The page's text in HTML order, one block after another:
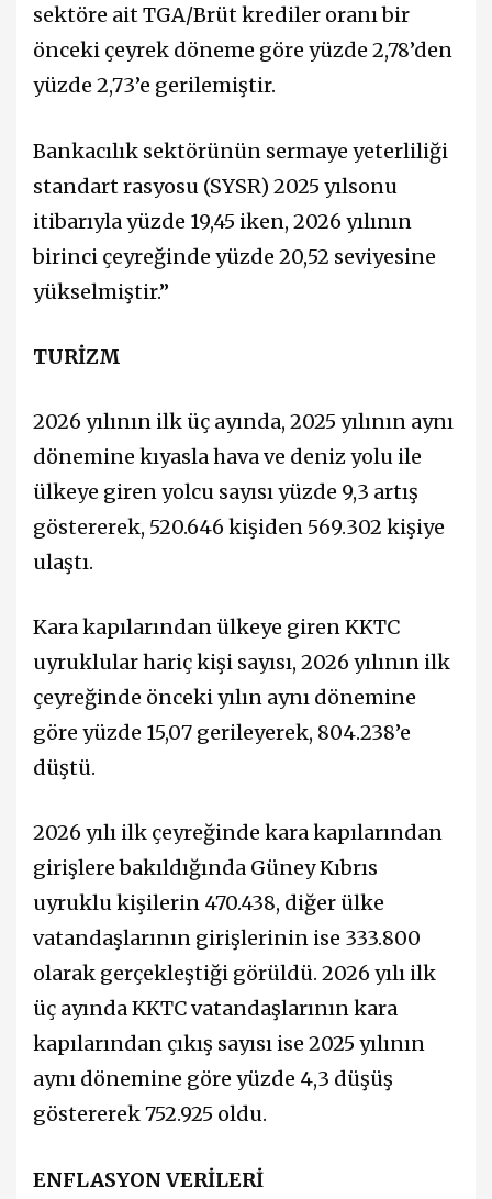
sektöre ait TGA/Brüt krediler oranı bir
önceki çeyrek döneme göre yüzde 2,78’den
yüzde 2,73’e gerilemiştir.
Bankacılık sektörünün sermaye yeterliliği
standart rasyosu (SYSR) 2025 yılsonu
itibarıyla yüzde 19,45 iken, 2026 yılının
birinci çeyreğinde yüzde 20,52 seviyesine
yükselmiştir.”
TURİZM
2026 yılının ilk üç ayında, 2025 yılının aynı
dönemine kıyasla hava ve deniz yolu ile
ülkeye giren yolcu sayısı yüzde 9,3 artış
göstererek, 520.646 kişiden 569.302 kişiye
ulaştı.
Kara kapılarından ülkeye giren KKTC
uyruklular hariç kişi sayısı, 2026 yılının ilk
çeyreğinde önceki yılın aynı dönemine
göre yüzde 15,07 gerileyerek, 804.238’e
düştü.
2026 yılı ilk çeyreğinde kara kapılarından
girişlere bakıldığında Güney Kıbrıs
uyruklu kişilerin 470.438, diğer ülke
vatandaşlarının girişlerinin ise 333.800
olarak gerçekleştiği görüldü. 2026 yılı ilk
üç ayında KKTC vatandaşlarının kara
kapılarından çıkış sayısı ise 2025 yılının
aynı dönemine göre yüzde 4,3 düşüş
göstererek 752.925 oldu.
ENFLASYON VERİLERİ